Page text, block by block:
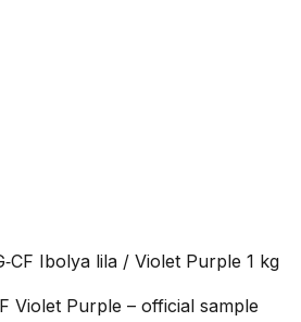
Ibolya lila / Violet Purple 1 kg